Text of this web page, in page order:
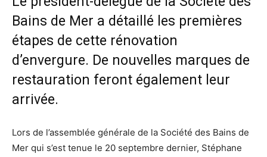
Bains de Mer a détaillé les premières
étapes de cette rénovation
d’envergure. De nouvelles marques de
restauration feront également leur
arrivée.
Lors de l’assemblée générale de la Société des Bains de
Mer qui s’est tenue le 20 septembre dernier, Stéphane